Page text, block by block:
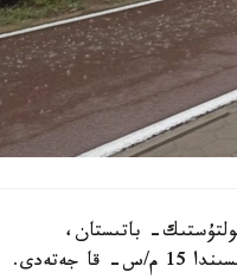
باتىستان،
سولتۇستىكتەن سوعاتىن جەلدىڭ ەكپىنى كۇندىز وبلىستىڭ سولتۇستىگى مەن شىعىسىندا 15 م/س- قا جەتەدى.